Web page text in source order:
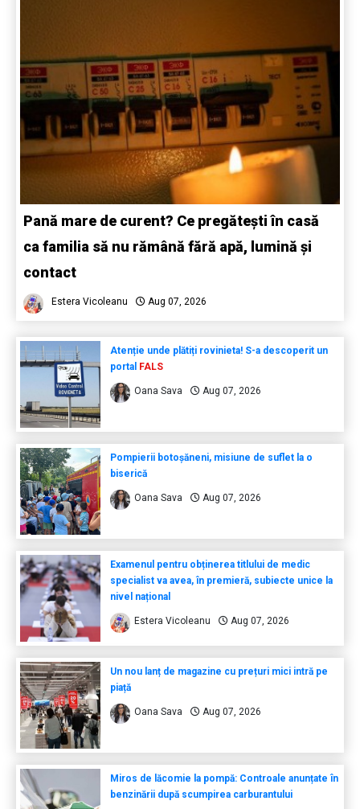
Pană mare de curent? Ce pregătești în casă
ca familia să nu rămână fără apă, lumină și
contact
Estera Vicoleanu Aug 07, 2026
Atenție unde plătiți rovinieta! S-a descoperit un
portal FALS
Oana Sava Aug 07, 2026
Pompierii botoșăneni, misiune de suflet la o
biserică
Oana Sava Aug 07, 2026
Examenul pentru obținerea titlului de medic
specialist va avea, în premieră, subiecte unice la
nivel național
Estera Vicoleanu Aug 07, 2026
Un nou lanț de magazine cu prețuri mici intră pe
piață
Oana Sava Aug 07, 2026
Miros de lăcomie la pompă: Controale anunțate în
benzinării după scumpirea carburantului